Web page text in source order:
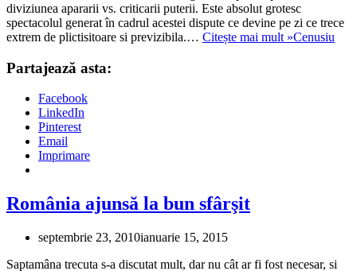
diviziunea apararii vs. criticarii puterii. Este absolut grotesc
spectacolul generat în cadrul acestei dispute ce devine pe zi ce trece
extrem de plictisitoare si previzibila.… Citește mai mult »Cenusiu
Partajează asta:
Facebook
LinkedIn
Pinterest
Email
Imprimare
România ajunsă la bun sfârşit
septembrie 23, 2010ianuarie 15, 2015
Saptamâna trecuta s-a discutat mult, dar nu cât ar fi fost necesar, si